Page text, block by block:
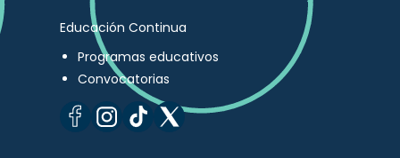
Educación Continua
Programas educativos
Convocatorias